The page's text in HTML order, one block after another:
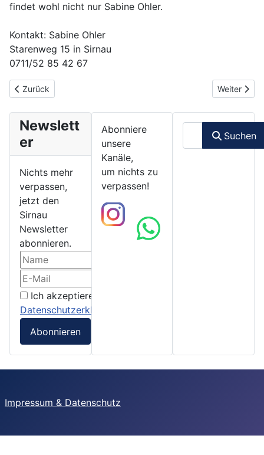
findet wohl nicht nur Sabine Ohler.
Kontakt: Sabine Ohler
Starenweg 15 in Sirnau
0711/52 85 42 67
Vorheriger Beitrag: Hundehaltung - Hund und Mensch in
Zurück Nächster
Weiter
Newslett
er
Nichts mehr
verpassen,
jetzt den
Sirnau
Newsletter
abonnieren.
Ich akzeptiere die
Datenschutzerklärung
Abonnieren
Abonniere
unsere
Kanäle,
um nichts zu
verpassen!
Suchen
Suchen
Impressum & Datenschutz